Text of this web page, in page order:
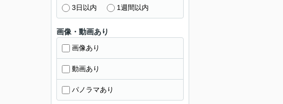
3日以内 1週間以内
画像・動画あり
画像あり
動画あり
パノラマあり